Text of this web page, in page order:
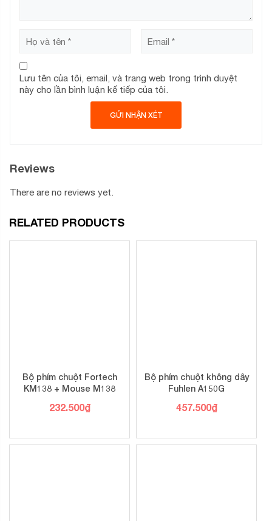
Lưu tên của tôi, email, và trang web trong trình duyệt
này cho lần bình luận kế tiếp của tôi.
Reviews
There are no reviews yet.
RELATED PRODUCTS
Bộ phím chuột Fortech
KM138 + Mouse M138
232.500₫
Bộ phím chuột không dây
Fuhlen A150G
457.500₫